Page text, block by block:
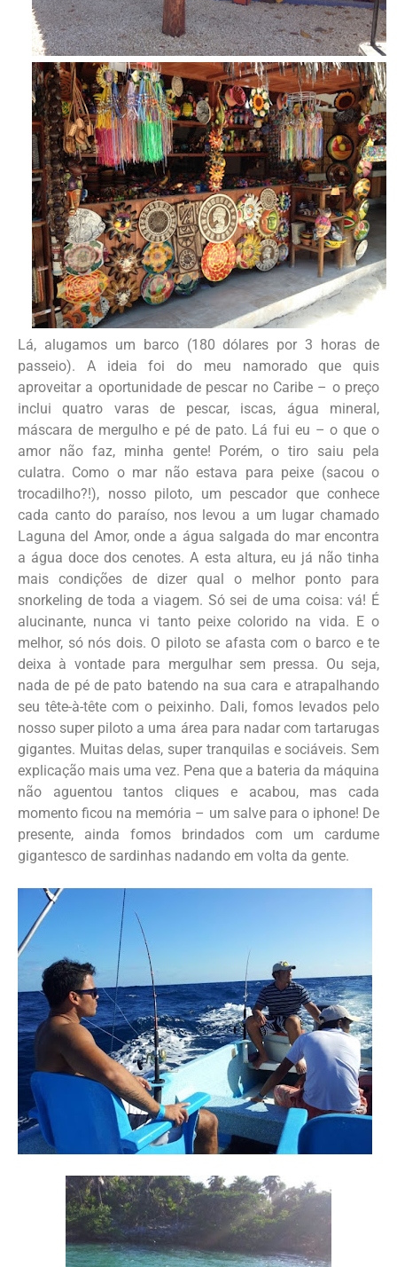
Lá, alugamos um barco (180 dólares por 3 horas de
passeio). A ideia foi do meu namorado que quis
aproveitar a oportunidade de pescar no Caribe – o preço
inclui quatro varas de pescar, iscas, água mineral,
máscara de mergulho e pé de pato. Lá fui eu – o que o
amor não faz, minha gente! Porém, o tiro saiu pela
culatra. Como o mar não estava para peixe (sacou o
trocadilho?!), nosso piloto, um pescador que conhece
cada canto do paraíso, nos levou a um lugar chamado
Laguna del Amor, onde a água salgada do mar encontra
a água doce dos cenotes. A esta altura, eu já não tinha
mais condições de dizer qual o melhor ponto para
snorkeling de toda a viagem. Só sei de uma coisa: vá! É
alucinante, nunca vi tanto peixe colorido na vida. E o
melhor, só nós dois. O piloto se afasta com o barco e te
deixa à vontade para mergulhar sem pressa. Ou seja,
nada de pé de pato batendo na sua cara e atrapalhando
seu tête-à-tête com o peixinho. Dali, fomos levados pelo
nosso super piloto a uma área para nadar com tartarugas
gigantes. Muitas delas, super tranquilas e sociáveis. Sem
explicação mais uma vez. Pena que a bateria da máquina
não aguentou tantos cliques e acabou, mas cada
momento ficou na memória – um salve para o iphone! De
presente, ainda fomos brindados com um cardume
gigantesco de sardinhas nadando em volta da gente.